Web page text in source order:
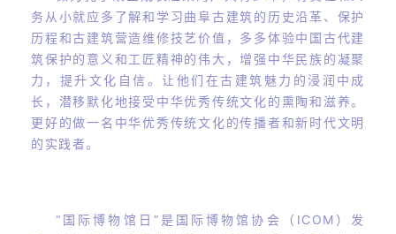
务从小就应多了解和学习曲阜古建筑的历史沿革、保护
历程和古建筑营造维修技艺价值，多多体验中国古代建
筑保护的意义和工匠精神的伟大，增强中华民族的凝聚
力，提升文化自信。让他们在古建筑魅力的浸润中成
长，潜移默化地接受中华优秀传统文化的熏陶和滋养。
更好的做一名中华优秀传统文化的传播者和新时代文明
的实践者。
“国际博物馆日”是国际博物馆协会（ICOM）发